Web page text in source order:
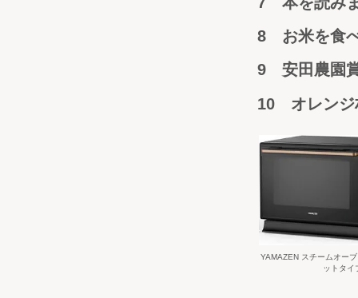
8 お米を
9 安田農
10 オレン
YAMAZEN スチームオー
ットタイ